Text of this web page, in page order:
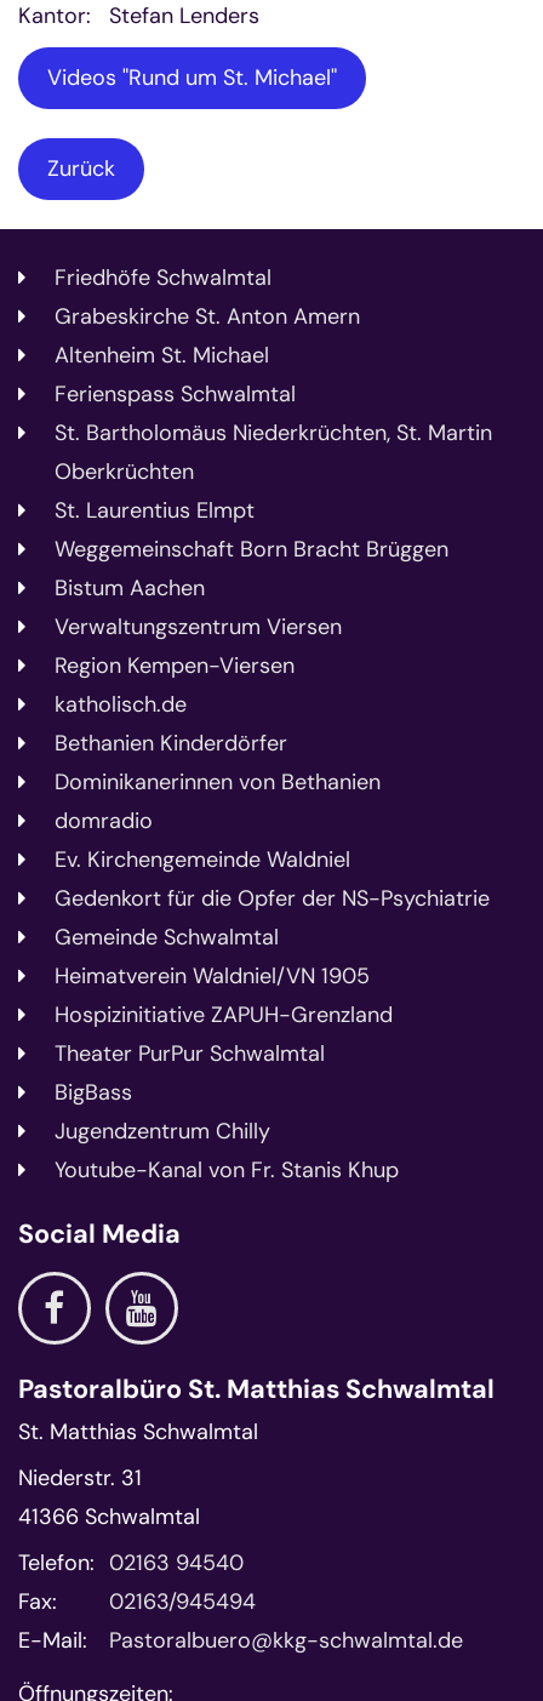
Kantor: Stefan Lenders
Videos "Rund um St. Michael"
Zurück
Friedhöfe Schwalmtal
Grabeskirche St. Anton Amern
Altenheim St. Michael
Ferienspass Schwalmtal
St. Bartholomäus Niederkrüchten, St. Martin
Oberkrüchten
St. Laurentius Elmpt
Weggemeinschaft Born Bracht Brüggen
Bistum Aachen
Verwaltungszentrum Viersen
Region Kempen-Viersen
katholisch.de
Bethanien Kinderdörfer
Dominikanerinnen von Bethanien
domradio
Ev. Kirchengemeinde Waldniel
Gedenkort für die Opfer der NS-Psychiatrie
Gemeinde Schwalmtal
Heimatverein Waldniel/VN 1905
Hospizinitiative ZAPUH-Grenzland
Theater PurPur Schwalmtal
BigBass
Jugendzentrum Chilly
Youtube-Kanal von Fr. Stanis Khup
Social Media
Pastoralbüro St. Matthias Schwalmtal
St. Matthias Schwalmtal
Niederstr. 31
41366 Schwalmtal
Telefon: 02163 94540
Fax:
02163/945494
E-Mail:
Pastoralbuero@kkg-schwalmtal.de
Öffnungszeiten: